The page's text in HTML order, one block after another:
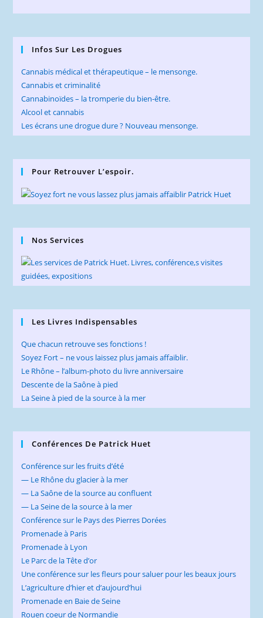
Infos Sur Les Drogues
Cannabis médical et thérapeutique – le mensonge.
Cannabis et criminalité
Cannabinoïdes – la tromperie du bien-être.
Alcool et cannabis
Les écrans une drogue dure ? Nouveau mensonge.
Pour Retrouver L’espoir.
Nos Services
Les Livres Indispensables
Que chacun retrouve ses fonctions !
Soyez Fort – ne vous laissez plus jamais affaiblir.
Le Rhône – l’album-photo du livre anniversaire
Descente de la Saône à pied
La Seine à pied de la source à la mer
Conférences De Patrick Huet
Conférence sur les fruits d’été
— Le Rhône du glacier à la mer
— La Saône de la source au confluent
— La Seine de la source à la mer
Conférence sur le Pays des Pierres Dorées
Promenade à Paris
Promenade à Lyon
Le Parc de la Tête d’or
Une conférence sur les fleurs pour saluer pour les beaux jours
L’agriculture d’hier et d’aujourd’hui
Promenade en Baie de Seine
Rouen coeur de Normandie